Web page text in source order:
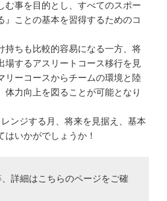
む事を目的とし、すべてのスポー
』ことの基本を習得するためのコ
持ちも比較的容易になる一方、将
場するアスリートコース移行を見
リーコースからチームの環境と陸
体力向上を図ることが可能となり
ンジする月、将来を見据え、基本
いかがでしょうか！
詳細はこちらのページをご確